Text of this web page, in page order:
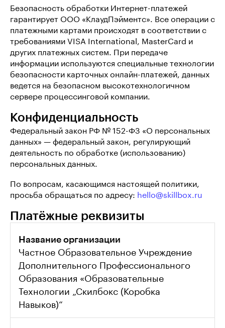
Безопасность обработки Интернет-платежей
гарантирует ООО «КлаудПэйментс». Все операции с
платежными картами происходят в соответствии с
требованиями VISA International, MasterCard и
других платежных систем. При передаче
информации используются специальные технологии
безопасности карточных онлайн-платежей, данных
ведется на безопасном высокотехнологичном
сервере процессинговой компании.
Конфиденциальность
Федеральный закон РФ № 152-ФЗ «О персональных
данных» — федеральный закон, регулирующий
деятельность по обработке (использованию)
персональных данных.
По вопросам, касающимся настоящей политики,
просьба обращаться по адресу: hello@skillbox.ru
Платёжные реквизиты
Название организации
Частное Образовательное Учреждение
Дополнительного Профессионального
Образования «Образовательные
Технологии „Скилбокс (Коробка
Навыков)“